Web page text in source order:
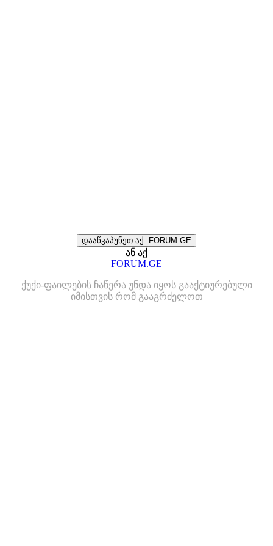
დააწკაპუნეთ აქ: FORUM.GE
ან აქ
FORUM.GE
ქუქი-ფაილების ჩაწერა უნდა იყოს გააქტიურებული
იმისთვის რომ გააგრძელოთ